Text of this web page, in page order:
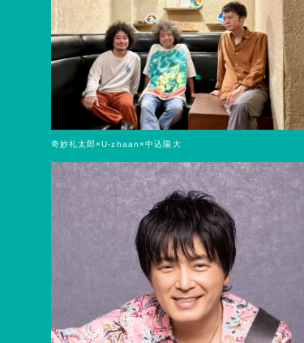
奇妙礼太郎×U-zhaan×中込陽大